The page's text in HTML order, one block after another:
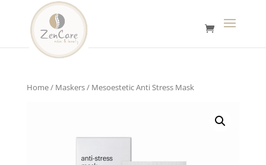
Home/ Maskers/ Mesoestetic Anti Stress Mask